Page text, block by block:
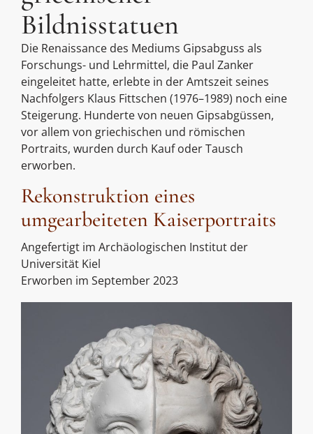
Bildnisstatuen
Die Renaissance des Mediums Gipsabguss als
Forschungs- und Lehrmittel, die Paul Zanker
eingeleitet hatte, erlebte in der Amtszeit seines
Nachfolgers Klaus Fittschen (1976–1989) noch eine
Steigerung. Hunderte von neuen Gipsabgüssen,
vor allem von griechischen und römischen
Portraits, wurden durch Kauf oder Tausch
erworben.
Rekonstruktion eines
umgearbeiteten Kaiserportraits
Angefertigt im Archäologischen Institut der
Universität Kiel
Erworben im September 2023